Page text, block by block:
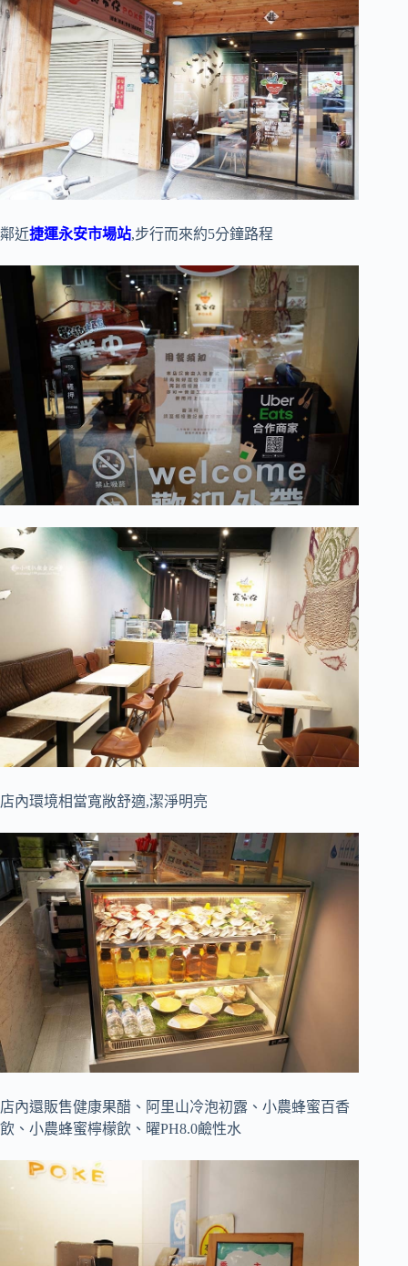
鄰近捷運永安市場站,步行而來約5分鐘路程
店內環境相當寬敞舒適,潔淨明亮
店內還販售健康果醋、阿里山冷泡初露、小農蜂蜜百香
飲、小農蜂蜜檸檬飲、曜PH8.0鹼性水